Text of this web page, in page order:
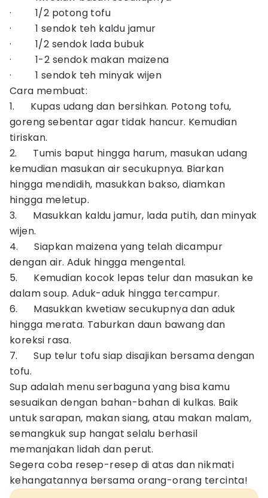
· 1/2 potong tofu
· 1 sendok teh kaldu jamur
· 1/2 sendok lada bubuk
· 1-2 sendok makan maizena
· 1 sendok teh minyak wijen
Cara membuat:
1. Kupas udang dan bersihkan. Potong tofu,
goreng sebentar agar tidak hancur. Kemudian
tiriskan.
2. Tumis baput hingga harum, masukan udang
kemudian masukan air secukupnya. Biarkan
hingga mendidih, masukkan bakso, diamkan
hingga meletup.
3. Masukkan kaldu jamur, lada putih, dan minyak
wijen.
4. Siapkan maizena yang telah dicampur
dengan air. Aduk hingga mengental.
5. Kemudian kocok lepas telur dan masukan ke
dalam soup. Aduk-aduk hingga tercampur.
6. Masukkan kwetiaw secukupnya dan aduk
hingga merata. Taburkan daun bawang dan
koreksi rasa.
7. Sup telur tofu siap disajikan bersama dengan
tofu.
Sup adalah menu serbaguna yang bisa kamu
sesuaikan dengan bahan-bahan di kulkas. Baik
untuk sarapan, makan siang, atau makan malam,
semangkuk sup hangat selalu berhasil
memanjakan lidah dan perut.
Segera coba resep-resep di atas dan nikmati
kehangatannya bersama orang-orang tercinta!